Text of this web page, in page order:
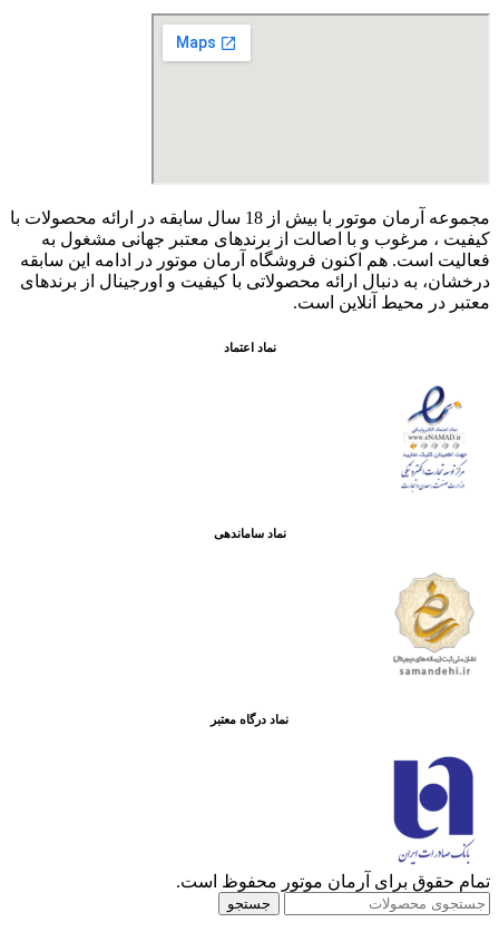
مجموعه آرمان موتور با بیش از 18 سال سابقه در ارائه محصولات با
کيفيت ، مرغوب و با اصالت از برندهای معتبر جهانی مشغول به
فعاليت است. هم اکنون فروشگاه آرمان موتور در ادامه اين سابقه
درخشان، به دنبال ارائه محصولاتی با کيفيت و اورجينال از برندهای
معتبر در محيط آنلاين است.
نماد اعتماد
نماد ساماندهی
نماد درگاه معتبر
تمام حقوق برای آرمان موتور محفوظ است.
جستجو